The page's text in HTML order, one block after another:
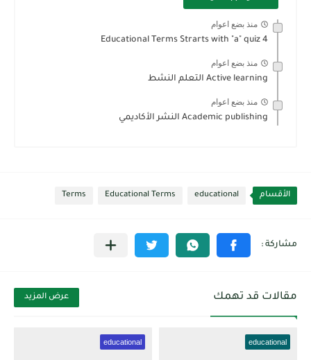
منذ بضع اعوام
Educational Terms Strarts with "a" quiz 4
منذ بضع اعوام
Active learning التعلم النشط
منذ بضع اعوام
Academic publishing النشر الأكاديمي
الأقسام educational
Educational Terms
Terms
مقالات قد تهمك عرض المزيد
educational
educational